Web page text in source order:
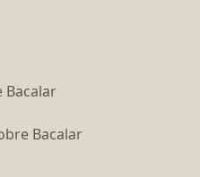
Bacalar
Bacalar